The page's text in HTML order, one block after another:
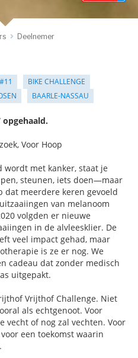
Deelnemer
BIKE CHALLENGE
BAARLE-NASSAU
opgehaald.
Voor Hoop
met kanker, staat je
steunen, iets doen—maar
dat meerdere keren gevoeld
van melanoom
volgden er nieuwe
in de alvleesklier. De
veel impact gehad, maar
is ze er nog. We
cadeau dat zonder medisch
uitgepakt.
Vrijthof Challenge. Niet
als echtgenoot. Voor
vecht of nog zal vechten. Voor
een toekomst waarin